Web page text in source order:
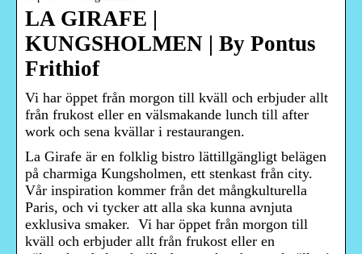
LA GIRAFE |
KUNGSHOLMEN | By Pontus
Frithiof
Vi har öppet från morgon till kväll och erbjuder allt
från frukost eller en välsmakande lunch till after
work och sena kvällar i restaurangen.
La Girafe är en folklig bistro lättillgängligt belägen
på charmiga Kungsholmen, ett stenkast från city.
Vår inspiration kommer från det mångkulturella
Paris, och vi tycker att alla ska kunna avnjuta
exklusiva smaker. ‍ Vi har öppet från morgon till
kväll och erbjuder allt från frukost eller en